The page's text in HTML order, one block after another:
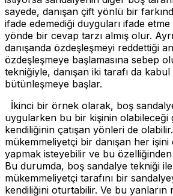
sayede, danışan çift yönlü bir
ifade edemediği duyguları ifade etme
yönde bir cevap tarzı almış olur.
danışanda özdeşleşmeyi reddettiği
özdeşleşmeye başlamasına sebep
tekniğiyle, danışan iki tarafı da
bütünleşmeye başlar.
İkinci bir örnek olarak, boş
uygularken bu bir kişinin olabileceği
kendiliğinin çatışan yönleri de
mükemmeliyetçi bir danışan her işini
yapmak isteyebilir ve bu
Bu durumda, boş sandalye tekniği
mükemmeliyetçi tarafını bir
kendiliğini oturtabilir. Ve bu